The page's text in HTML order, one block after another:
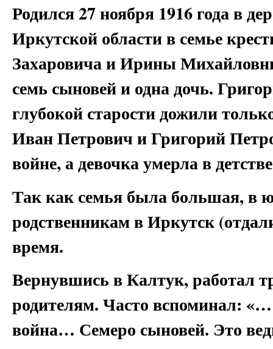
Родился 27 ноября 1916 года в
Иркутской области в семье
Захаровича и Ирины
семь сыновей и одна дочь.
глубокой старости дожили
Иван Петрович и Григорий
войне, а девочка умерла в
Так как семья была большая, в
родственникам в Иркутск
время.
Вернувшись в Калтук, работал
родителям. Часто вспоминал:
война… Семеро сыновей. Это